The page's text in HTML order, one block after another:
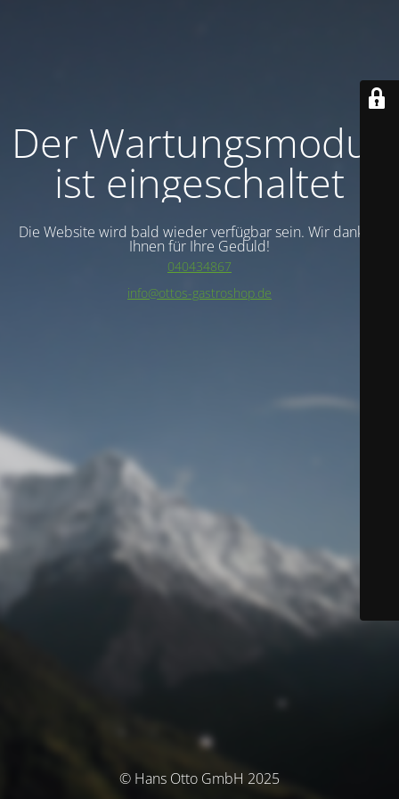
Der Wartungsmodus
ist eingeschaltet
Die Website wird bald wieder verfügbar sein. Wir danken
Ihnen für Ihre Geduld!
040434867
info@ottos-gastroshop.de
© Hans Otto GmbH 2025